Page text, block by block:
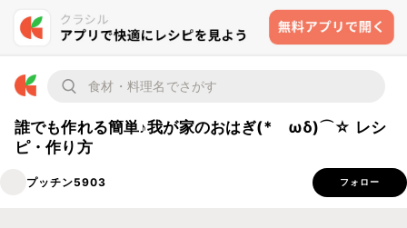
誰でも作れる簡単♪我が家のおはぎ(*ゝωδ)⌒☆ レシ
ピ・作り方
プッチン5903 フォロー